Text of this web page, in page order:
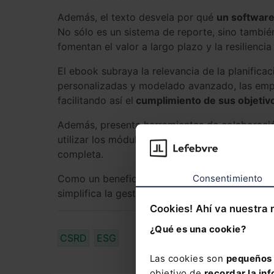
Consentimiento
Cookies! Ahí va nuestra
¿Qué es una cookie?
Las cookies son
Además, el texto desvela por qué un
No sólo es un sistema de reporte, sino
fomentan el valor a largo plazo y la resiliencia
El ebook subraya la relevancia de la
personalizadas y modelado avanzado, las
facilitando así el cumplimiento de sus
Además, presenta herramientas de
utilizar los módulos de compensación y
completa.
Como un beneficio adicional, el ebook brinda
simplifica la gestión ESG y el cumplimiento
CSRD ESG